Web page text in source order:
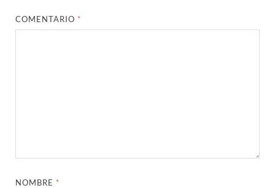
COMENTARIO *
NOMBRE *